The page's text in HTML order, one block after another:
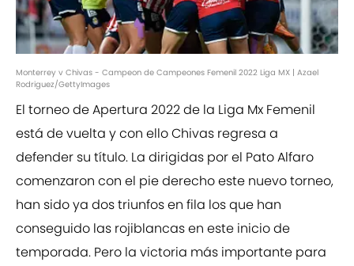
Monterrey v Chivas - Campeon de Campeones Femenil 2022 Liga MX | Azael
Rodriguez/GettyImages
El torneo de Apertura 2022 de la Liga Mx Femenil
está de vuelta y con ello Chivas regresa a
defender su título. La dirigidas por el Pato Alfaro
comenzaron con el pie derecho este nuevo torneo,
han sido ya dos triunfos en fila los que han
conseguido las rojiblancas en este inicio de
temporada. Pero la victoria más importante para